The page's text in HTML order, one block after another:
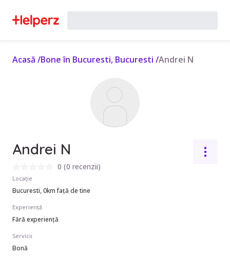
Acasă /Bone în Bucuresti, Bucuresti /Andrei N
Andrei N
0 (0 recenzii)
Locație
Bucuresti, 0km față de tine
Experiență
Fără experiență
Servicii
Bonă